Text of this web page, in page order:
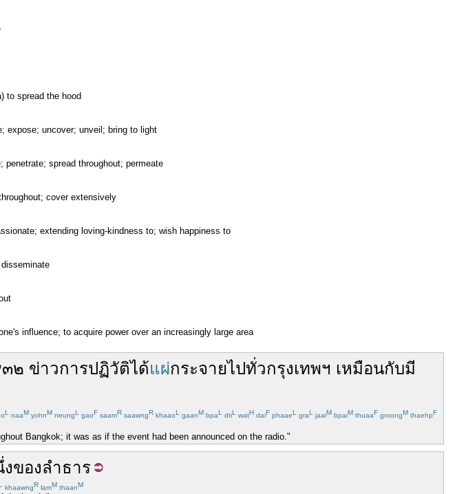
to spread the hood
expose; uncover; unveil; bring to light
penetrate; spread throughout; permeate
cover extensively
extending loving-kindness to; wish happiness to
influence; to acquire power over an increasingly large area
๓๒ ข่าวการปฏิวัติได้แผ่กระจายไปทั่วกรุงเทพฯ เหมือนกับมี
L naaM yohnM neungL gaoF saamR saawngR khaaoL gaanM bpaL dtiL watH daiF phaaeL graL jaaiM bpaiM thuaaF groongM thaehpF
Bangkok; it was as if the event had been announced on the radio."
ของลำธาร
khaawngR lamM thaanM